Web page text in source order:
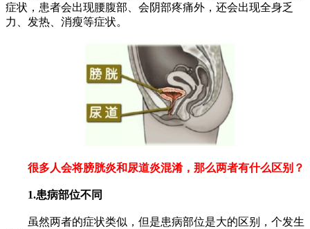
症状，患者会出现腰腹部、会阴部疼痛外，还会出现全身乏
力、发热、消瘦等症状。
很多人会将膀胱炎和尿道炎混淆，那么两者有什么区别？
1.患病部位不同
虽然两者的症状类似，但是患病部位是大的区别，个发生